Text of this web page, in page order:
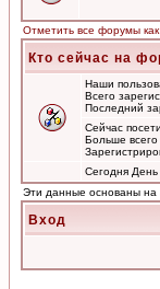
Отметить все форумы
Кто сейчас на
Наши
Всего
Последний
Сейчас
Больше всего
Сегодня
Эти данные основаны на
Вход